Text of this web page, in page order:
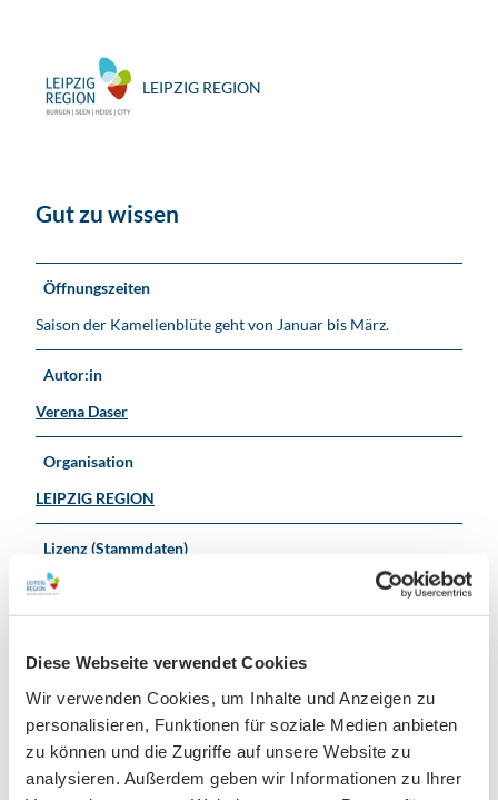
Diese Webseite verwendet Cookies
Wir verwenden Cookies, um Inhalte und Anzeigen zu
personalisieren, Funktionen für soziale Medien anbieten
zu können und die Zugriffe auf unsere Website zu
analysieren. Außerdem geben wir Informationen zu Ihrer
LEIPZIG REGION
Gut zu wissen
Öffnungszeiten
Saison der Kamelienblüte geht von Januar bis März.
Autor:in
Verena Daser
Organisation
LEIPZIG REGION
Lizenz (Stammdaten)
Verena Daser
In der Nähe Auf der Karte anschauen